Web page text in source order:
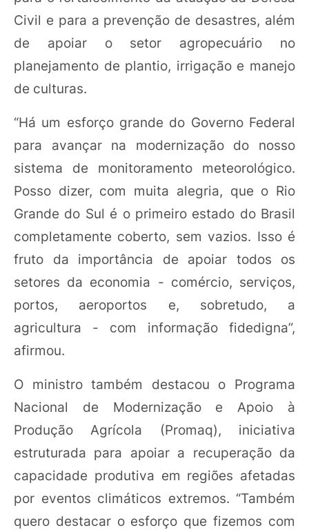
Civil e para a prevenção de desastres, além
de apoiar o setor agropecuário no
planejamento de plantio, irrigação e manejo
de culturas.
“Há um esforço grande do Governo Federal
para avançar na modernização do nosso
sistema de monitoramento meteorológico.
Posso dizer, com muita alegria, que o Rio
Grande do Sul é o primeiro estado do Brasil
completamente coberto, sem vazios. Isso é
fruto da importância de apoiar todos os
setores da economia - comércio, serviços,
portos, aeroportos e, sobretudo, a
agricultura - com informação fidedigna”,
afirmou.
O ministro também destacou o Programa
Nacional de Modernização e Apoio à
Produção Agrícola (Promaq), iniciativa
estruturada para apoiar a recuperação da
capacidade produtiva em regiões afetadas
por eventos climáticos extremos. “Também
quero destacar o esforço que fizemos com